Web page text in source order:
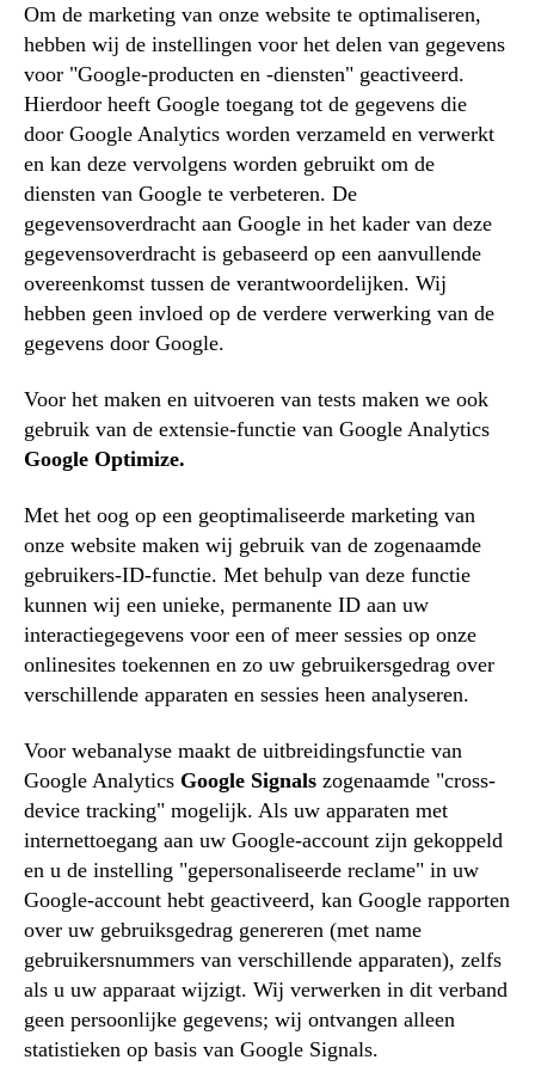
Om de marketing van onze website te optimaliseren,
hebben wij de instellingen voor het delen van gegevens
voor "Google-producten en -diensten" geactiveerd.
Hierdoor heeft Google toegang tot de gegevens die
door Google Analytics worden verzameld en verwerkt
en kan deze vervolgens worden gebruikt om de
diensten van Google te verbeteren. De
gegevensoverdracht aan Google in het kader van deze
gegevensoverdracht is gebaseerd op een aanvullende
overeenkomst tussen de verantwoordelijken. Wij
hebben geen invloed op de verdere verwerking van de
gegevens door Google.
Voor het maken en uitvoeren van tests maken we ook
gebruik van de extensie-functie van Google Analytics
Google Optimize.
Met het oog op een geoptimaliseerde marketing van
onze website maken wij gebruik van de zogenaamde
gebruikers-ID-functie. Met behulp van deze functie
kunnen wij een unieke, permanente ID aan uw
interactiegegevens voor een of meer sessies op onze
onlinesites toekennen en zo uw gebruikersgedrag over
verschillende apparaten en sessies heen analyseren.
Voor webanalyse maakt de uitbreidingsfunctie van
Google Analytics Google Signals zogenaamde "cross-
device tracking" mogelijk. Als uw apparaten met
internettoegang aan uw Google-account zijn gekoppeld
en u de instelling "gepersonaliseerde reclame" in uw
Google-account hebt geactiveerd, kan Google rapporten
over uw gebruiksgedrag genereren (met name
gebruikersnummers van verschillende apparaten), zelfs
als u uw apparaat wijzigt. Wij verwerken in dit verband
geen persoonlijke gegevens; wij ontvangen alleen
statistieken op basis van Google Signals.